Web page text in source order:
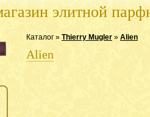
элитной
Каталог » Thierry Mugler » Alien
Alien